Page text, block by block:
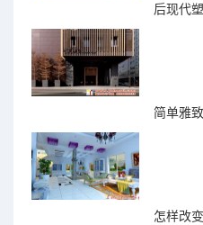
后现代
简单雅
怎样改